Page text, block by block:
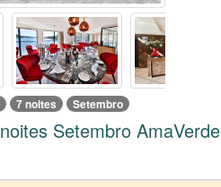
7 noites Setembro
Setembro AmaVerde